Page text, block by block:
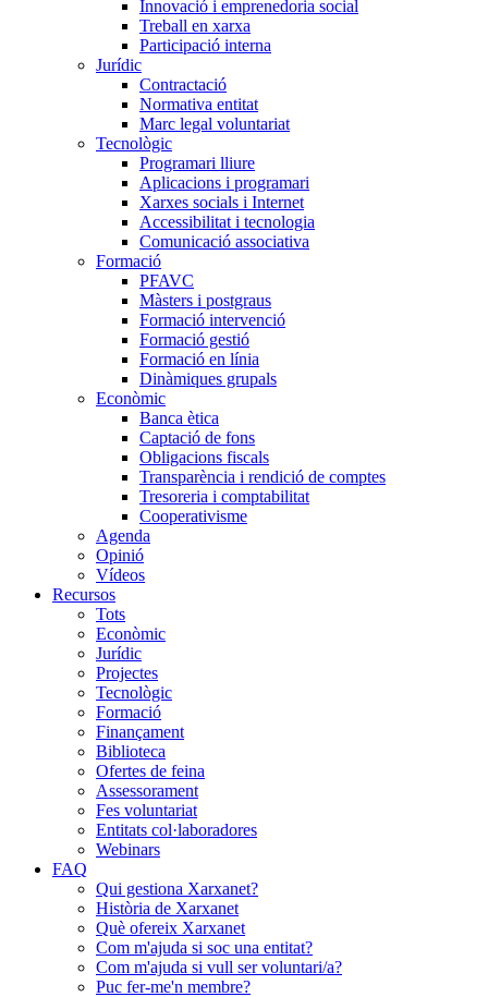
Innovació i emprenedoria social
Treball en xarxa
Participació interna
Jurídic
Contractació
Normativa entitat
Marc legal voluntariat
Tecnològic
Programari lliure
Aplicacions i programari
Xarxes socials i Internet
Accessibilitat i tecnologia
Comunicació associativa
Formació
PFAVC
Màsters i postgraus
Formació intervenció
Formació gestió
Formació en línia
Dinàmiques grupals
Econòmic
Banca ètica
Captació de fons
Obligacions fiscals
Transparència i rendició de comptes
Tresoreria i comptabilitat
Cooperativisme
Agenda
Opinió
Vídeos
Recursos
Tots
Econòmic
Jurídic
Projectes
Tecnològic
Formació
Finançament
Biblioteca
Ofertes de feina
Assessorament
Fes voluntariat
Entitats col·laboradores
Webinars
FAQ
Qui gestiona Xarxanet?
Història de Xarxanet
Què ofereix Xarxanet
Com m'ajuda si soc una entitat?
Com m'ajuda si vull ser voluntari/a?
Puc fer-me'n membre?